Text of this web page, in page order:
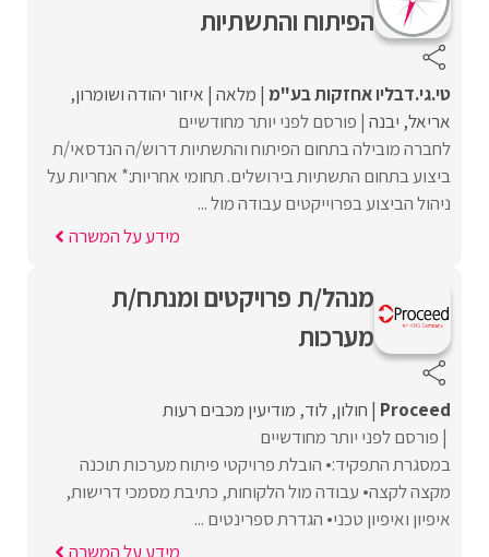
הפיתוח והתשתיות
טי.גי.דבליו אחזקות בע"מ מלאה איזור יהודה ושומרון
אריאל יבנה פורסם לפני יותר מחודשיים
לחברה מובילה בתחום הפיתוח והתשתיות דרוש/ה הנדסאי/ת
ביצוע בתחום התשתיות בירושלים. תחומי אחריות:* אחריות על
ניהול הביצוע בפרוייקטים עבודה מול ...
מידע על המשרה
מנהל/ת פרויקטים ומנתח/ת
מערכות
Proceed‏ חולון לוד מודיעין מכבים רעות
פורסם לפני יותר מחודשיים
במסגרת התפקיד:• הובלת פרויקטי פיתוח מערכות תוכנה
מקצה לקצה• עבודה מול הלקוחות, כתיבת מסמכי דרישות,
איפיון ואיפיון טכני• הגדרת ספרינטים ...
מידע על המשרה